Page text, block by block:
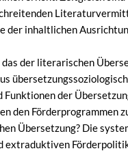
der inhaltlichen
der literarischen
der
den Förderprogrammen
Übersetzung? Die